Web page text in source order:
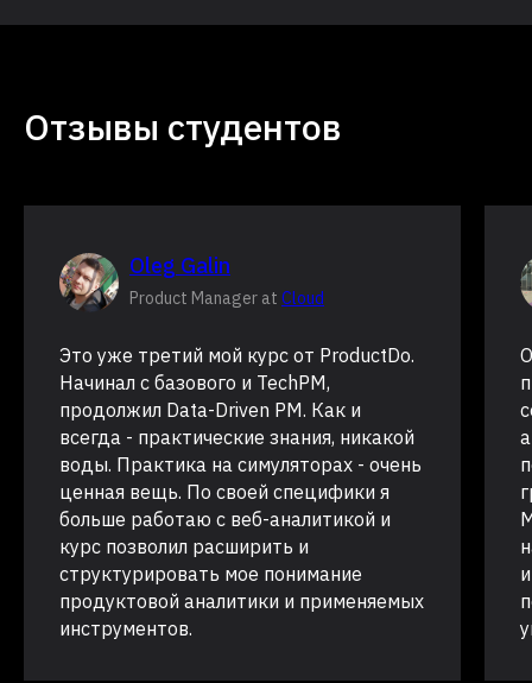
Отзывы студентов
Oleg Galin
Product Manager at Cloud
Это уже третий мой курс от ProductDo.
Начинал с базового и TechPM,
продолжил Data-Driven PM. Как и
всегда - практические знания, никакой
воды. Практика на симуляторах - очень
ценная вещь. По своей специфики я
больше работаю с веб-аналитикой и
курс позволил расширить и
структурировать мое понимание
продуктовой аналитики и применяемых
инструментов.